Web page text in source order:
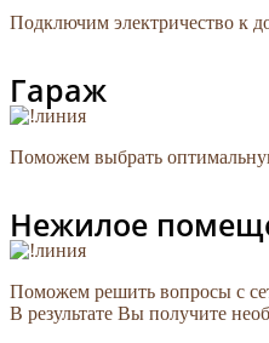
Подключим электричество к
Гараж
Поможем выбрать
Нежилое
Поможем решить вопросы с
В результате Вы получите